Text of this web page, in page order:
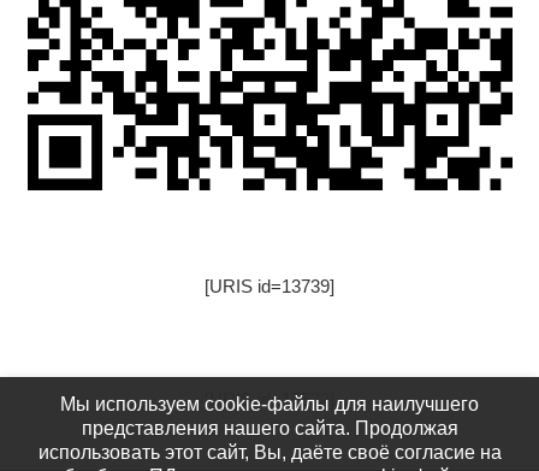
[URIS id=13739]
[URIS id=17522]
Мы используем cookie-файлы для наилучшего
представления нашего сайта. Продолжая
использовать этот сайт, Вы, даёте своё согласие на